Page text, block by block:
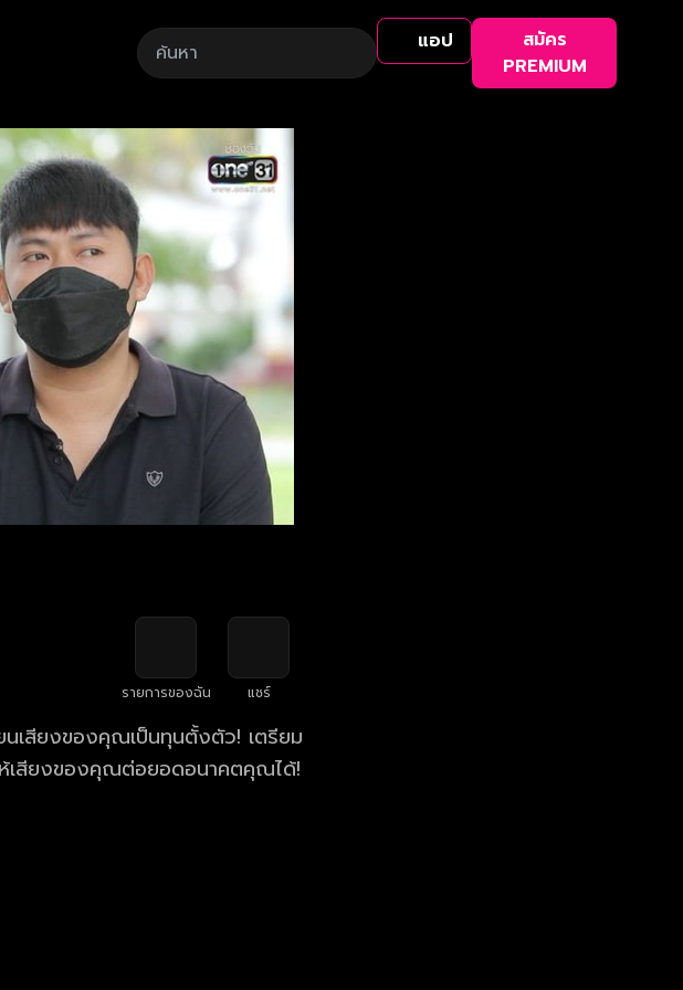
แอป
สมัคร
PREMIUM
รายการของฉัน แชร์
เสียงของคุณเป็นทุนตั้งตัว! เตรียม
ห้เสียงของคุณต่อยอดอนาคตคุณได้!